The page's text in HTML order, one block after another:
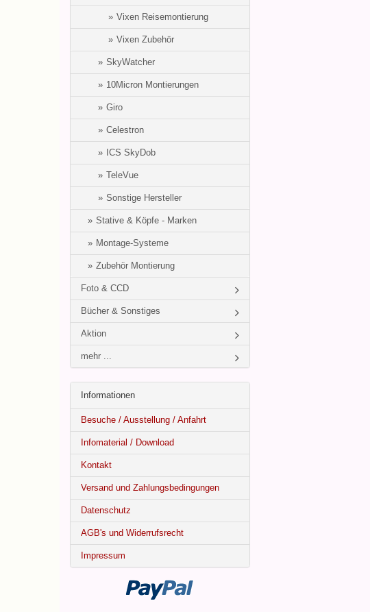
Vixen Reisemontierung
Vixen Zubehör
SkyWatcher
10Micron Montierungen
Giro
Celestron
ICS SkyDob
TeleVue
Sonstige Hersteller
Stative & Köpfe - Marken
Montage-Systeme
Zubehör Montierung
Foto & CCD
Bücher & Sonstiges
Aktion
mehr ...
Informationen
Besuche / Ausstellung / Anfahrt
Infomaterial / Download
Kontakt
Versand und Zahlungsbedingungen
Datenschutz
AGB's und Widerrufsrecht
Impressum